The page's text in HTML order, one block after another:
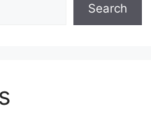
Search